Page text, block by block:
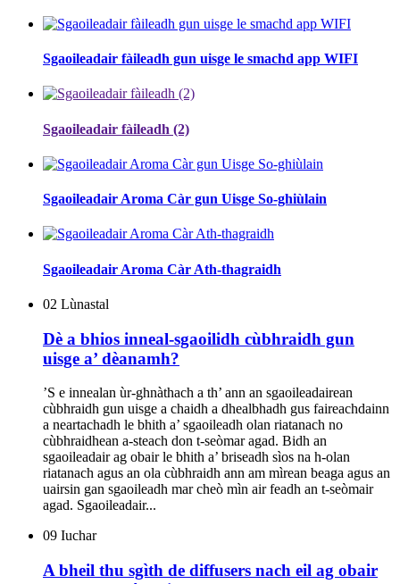
Sgaoileadair fàileadh gun uisge le smachd app WIFI
Sgaoileadair fàileadh (2)
Sgaoileadair Aroma Càr gun Uisge So-ghiùlain
Sgaoileadair Aroma Càr Ath-thagraidh
02 Lùnastal
Dè a bhios inneal-sgaoilidh cùbhraidh gun
uisge a’ dèanamh?
’S e innealan ùr-ghnàthach a th’ ann an sgaoileadairean
cùbhraidh gun uisge a chaidh a dhealbhadh gus faireachdainn
a neartachadh le bhith a’ sgaoileadh olan riatanach no
cùbhraidhean a-steach don t-seòmar agad. Bidh an
sgaoileadair ag obair le bhith a’ briseadh sìos na h-olan
riatanach agus an ola cùbhraidh ann am mìrean beaga agus an
uairsin gan sgaoileadh mar cheò mìn air feadh an t-seòmair
agad. Sgaoileadair...
09 Iuchar
A bheil thu sgìth de diffusers nach eil ag obair